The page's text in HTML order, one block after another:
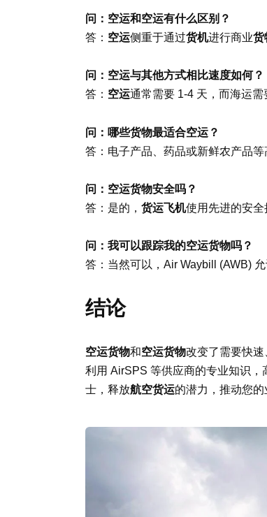
问：空运和空运有什么区别？
答： 空运侧重于通过货机进行商业货
问：空运与其他方式相比速度如何？
答： 空运通常需要 1-4 天，而海运
问：哪些货物最适合空运？
答：电子产品、药品或新鲜农产品
问：空运货物安全吗？
答：是的， 货运飞机使用先进的安全
问：我可以跟踪我的空运货物吗？
答：当然可以，Air Waybill (AWB)
结论
空运货物和空运货物改变了需要快
利用 AirSPS 等供应商的专业知识，
士，释放航空货运的潜力，推动您的